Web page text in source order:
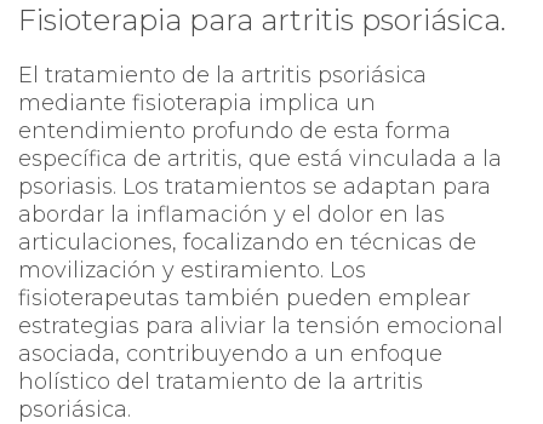
Fisioterapia para artritis psoriásica.
El tratamiento de la artritis psoriásica
mediante fisioterapia implica un
entendimiento profundo de esta forma
específica de artritis, que está vinculada a la
psoriasis. Los tratamientos se adaptan para
abordar la inflamación y el dolor en las
articulaciones, focalizando en técnicas de
movilización y estiramiento. Los
fisioterapeutas también pueden emplear
estrategias para aliviar la tensión emocional
asociada, contribuyendo a un enfoque
holístico del tratamiento de la artritis
psoriásica.